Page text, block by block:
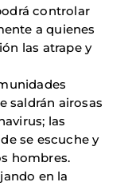
controlar
a quienes
las atrape y
saldrán airosas
las
se escuche y
hom­bres.
en la